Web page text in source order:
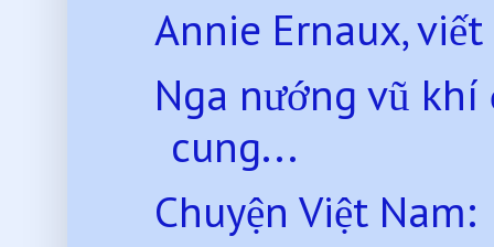
Annie Ernaux,
Nga nướng vũ
cung...
Chuyện Việt Nam: